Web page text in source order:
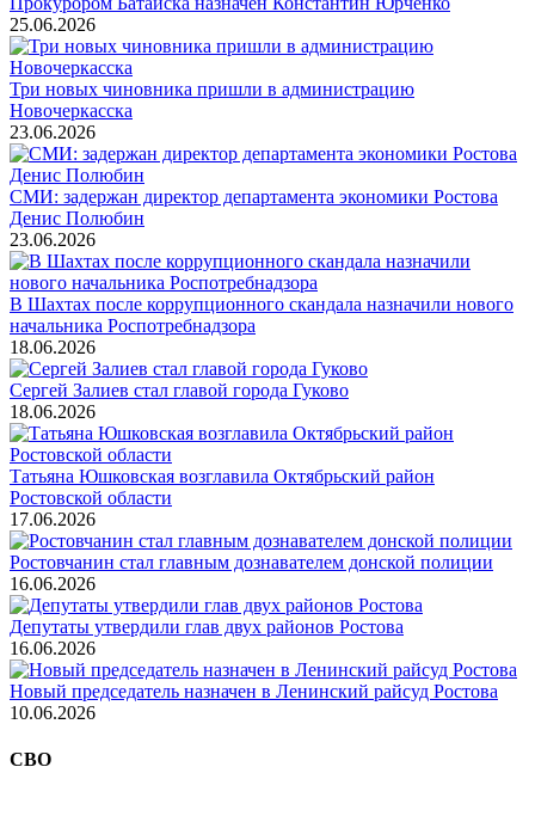
25.06.2026
Три новых чиновника пришли в администрацию
Новочеркасска
23.06.2026
СМИ: задержан директор департамента экономики Ростова
Денис Полюбин
23.06.2026
В Шахтах после коррупционного скандала назначили нового
начальника Роспотребнадзора
18.06.2026
Сергей Залиев стал главой города Гуково
18.06.2026
Татьяна Юшковская возглавила Октябрьский район
Ростовской области
17.06.2026
Ростовчанин стал главным дознавателем донской полиции
16.06.2026
Депутаты утвердили глав двух районов Ростова
16.06.2026
Новый председатель назначен в Ленинский райсуд Ростова
10.06.2026
СВО